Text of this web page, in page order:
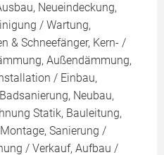
Neueindeckung,
/ Wartung,
& Schneefänger, Kern- /
Außendämmung,
/ Einbau,
Neubau,
Statik, Bauleitung,
Sanierung /
/ Verkauf, Aufbau /